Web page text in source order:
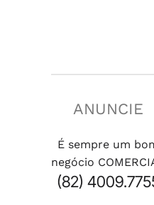
ANUNCIE
É sempre um
negócio
(82)